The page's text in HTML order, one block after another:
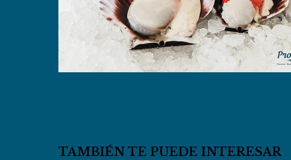
TAMBIÉN TE PUEDE INTERESAR